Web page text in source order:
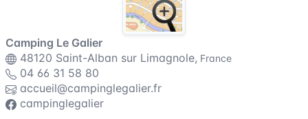
Camping Le Galier
48120 Saint-Alban sur Limagnole, France
04 66 31 58 80
accueil@campinglegalier.fr
campinglegalier